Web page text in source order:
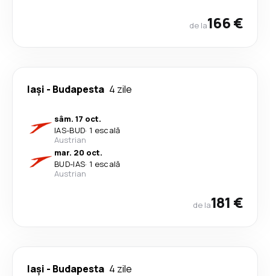
de la166 €
Iași - Budapesta 4 zile
sâm. 17 oct.
IAS-BUD· 1 escală
Austrian
mar. 20 oct.
BUD-IAS· 1 escală
Austrian
de la181 €
Iași - Budapesta 4 zile